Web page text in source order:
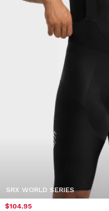
SRX WORLD SERIES
$104.95